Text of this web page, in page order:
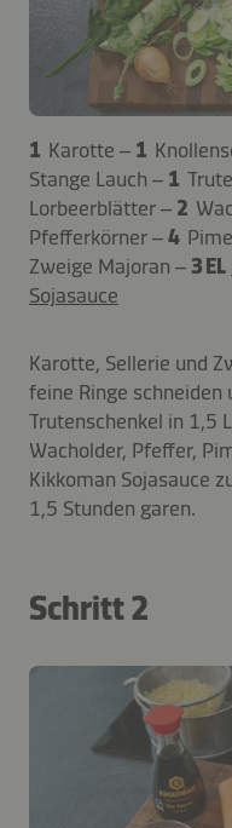
1 Karotte – 1
Stange Lauch – 1
Lorbeerblätter – 2
Pfefferkörner –4
Zweige Majoran – 3 EL
Sojasauce
Karotte, Sellerie und
feine Ringe
Trutenschenkel in 1,5
Wacholder, Pfeffer,
Kikkoman Sojasauce
1,5 Stunden garen.
Schritt 2